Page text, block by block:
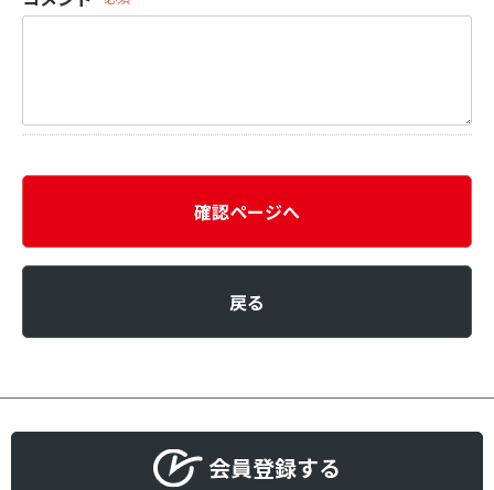
確認ページへ
戻る
会員登録する